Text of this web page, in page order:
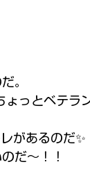
。
ょっとベテラ
があるのだ✨
だ～！！